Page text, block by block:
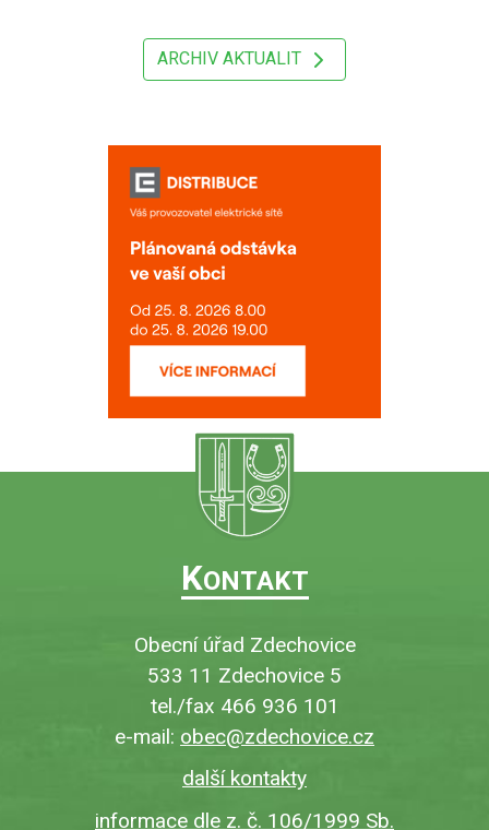
ARCHIV AKTUALIT
KONTAKT
Obecní úřad Zdechovice
533 11 Zdechovice 5
tel./fax 466 936 101
e-mail: obec@zdechovice.cz
další kontakty
informace dle z. č. 106/1999 Sb.